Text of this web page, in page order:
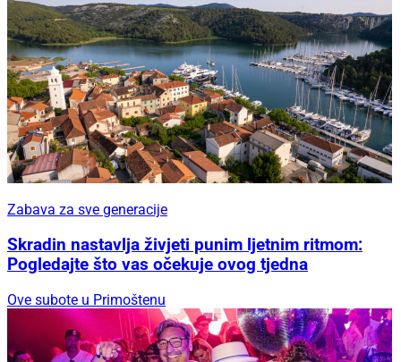
Zabava za sve generacije
Skradin nastavlja živjeti punim ljetnim ritmom:
Pogledajte što vas očekuje ovog tjedna
Ove subote u Primoštenu